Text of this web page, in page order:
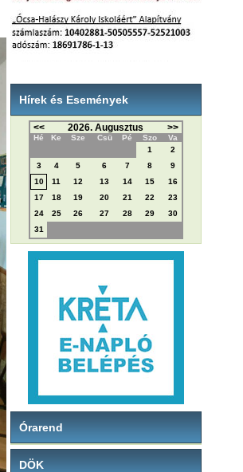
Hírek és Események
<< 2026. Augusztus >>
Hé Ke Sze Csü Pé Szo
Va
1
2
3
4 5 6 7 8
9
10
11 12 13 14 15
16
17
18 19 20 21 22
23
24
25 26 27 28 29
30
31
Órarend
DÖK